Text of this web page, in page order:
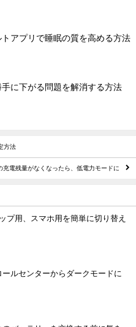
アプリで睡眠の質を高める方法
に下がる問題を解消する方法
方法
充電残量がなくなったら、低電力モードに
プ用、スマホ用を簡単に切り替え
ルセンターからダークモードに